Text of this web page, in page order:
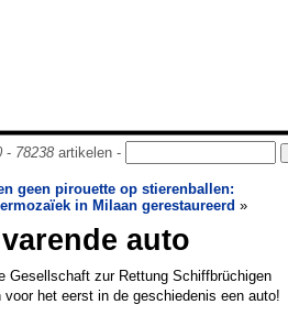
- 78238artikelen -
geen pirouette op stierenballen:
in Milaan gerestaureerd »
auto
Gesellschaft zur Rettung Schiffbrüchigen
het eerst in de geschiedenis een auto!